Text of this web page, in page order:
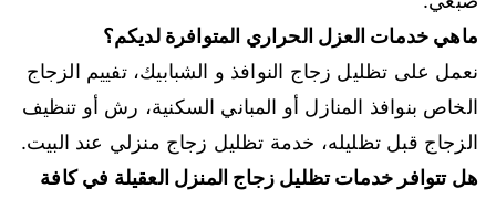
ماهي خدمات العزل الحراري المتوافرة لديكم؟
نعمل على تظليل زجاج النوافذ و الشبابيك، تفييم الزجاج
الخاص بنوافذ المنازل أو المباني السكنية، رش أو تنظيف
الزجاج قبل تظليله، خدمة تظليل زجاج منزلي عند البيت.
هل تتوافر خدمات تظليل زجاج المنزل العقيلة في كافة